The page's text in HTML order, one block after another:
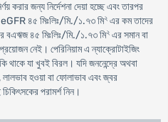
করার জন্য নির্দেশনা দেয়া হচ্ছে এবং তারপর
eGFR ৪৫ মিঃলিঃ/মি./১.৭৩ মি২এর কম তাদের
বএঋজ ৪৫ মিঃলিঃ/মি./১.৭৩ মি২এর সমান বা
নেই। পেরিনিয়াম এ ন্যাক্রোটাইজিং
থাকে যা খুবই বিরল। যদি জননেন্দ্রে অথবা
লালভাব হওয়া বা ফোলাভাব এবং জ্বর
পরামর্শ নিন।